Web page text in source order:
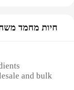
חיות מחמד
and bulk